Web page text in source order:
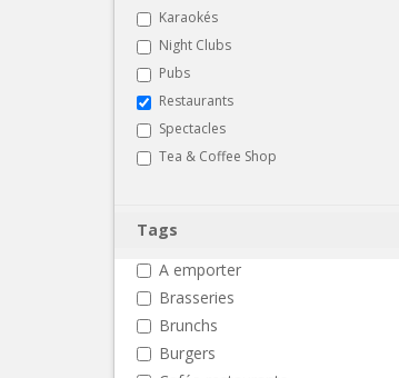
Karaokés
Night Clubs
Pubs
Restaurants
Spectacles
Tea & Coffee Shop
Tags
A emporter
Brasseries
Brunchs
Burgers